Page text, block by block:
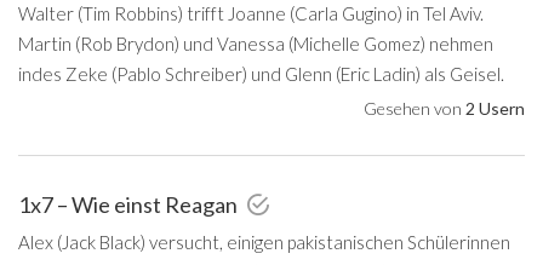
Walter (Tim Robbins) trifft Joanne (Carla Gugino) in Tel Aviv.
Martin (Rob Brydon) und Vanessa (Michelle Gomez) nehmen
indes Zeke (Pablo Schreiber) und Glenn (Eric Ladin) als Geisel.
Gesehen von 2 Usern
1x7 – Wie einst Reagan
Alex (Jack Black) versucht, einigen pakistanischen Schülerinnen